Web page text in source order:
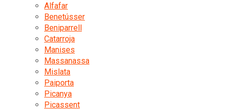
Alfafar
Benetússer
Beniparrell
Catarroja
Manises
Massanassa
Mislata
Paiporta
Picanya
Picassent